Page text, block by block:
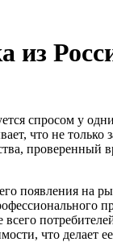
из
спросом у
что не
появления на
что